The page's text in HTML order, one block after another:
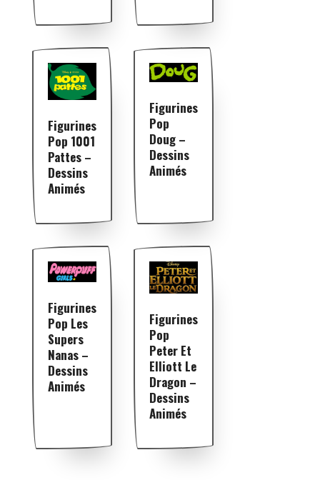
Figurines
Pop 1001
Pattes –
Dessins
Animés
Figurines
Pop
Doug –
Dessins
Animés
Figurines
Pop Les
Supers
Nanas –
Dessins
Animés
Figurines
Pop
Peter Et
Elliott Le
Dragon –
Dessins
Animés